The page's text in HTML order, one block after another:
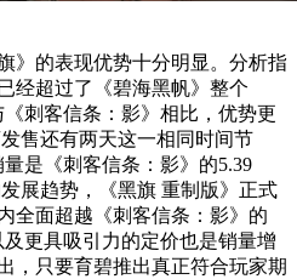
》的表现优势十分明显。分析指
经超过了《碧海黑帆》整个
《刺客信条：影》相比，优势更
是《刺客信条：影》的5.39
全面超越《刺客信条：影》的
及更具吸引力的定价也是销量增
，只要育碧推出真正符合玩家期